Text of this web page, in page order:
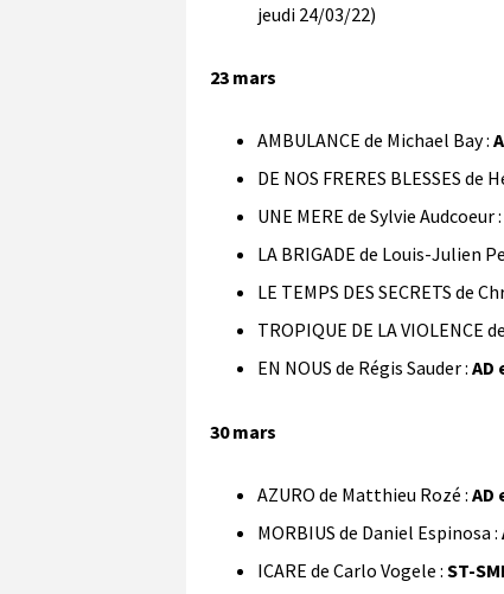
jeudi 24/03/22)
23 mars
AMBULANCE de Michael Bay :
DE NOS FRERES BLESSES de
UNE MERE de Sylvie Audcoeur :
LA BRIGADE de Louis-Julien
LE TEMPS DES SECRETS de
TROPIQUE DE LA VIOLENCE
EN NOUS de Régis Sauder : AD
30 mars
AZURO de Matthieu Rozé : AD
MORBIUS de Daniel Espinosa :
ICARE de Carlo Vogele : ST-